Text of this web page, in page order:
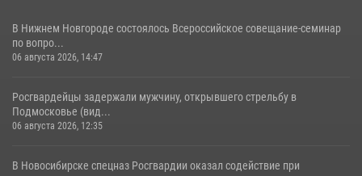
В Нижнем Новгороде состоялось Всероссийское совещание-семинар
по вопро...
06 августа 2026, 14:47
Росгвардейцы задержали мужчину, открывшего стрельбу в
Подмосковье (вид...
06 августа 2026, 12:35
В Новосибирске спецназ Росгвардии оказал содействие при